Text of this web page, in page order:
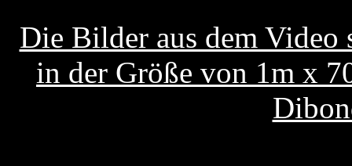
Die Bilder aus dem
in der Größe von 1m x